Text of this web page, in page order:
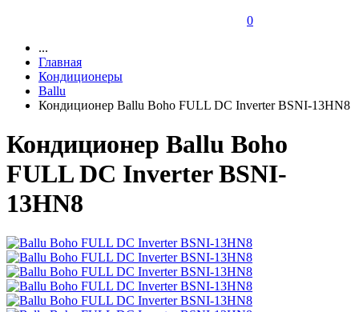
0
...
Главная
Кондиционеры
Ballu
Кондиционер Ballu Boho FULL DC Inverter BSNI-13HN8
Кондиционер Ballu Boho
FULL DC Inverter BSNI-
13HN8